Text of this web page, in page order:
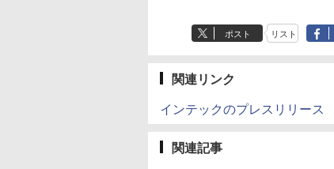
ポスト リスト
関連リンク
インテックのプレスリリース
関連記事